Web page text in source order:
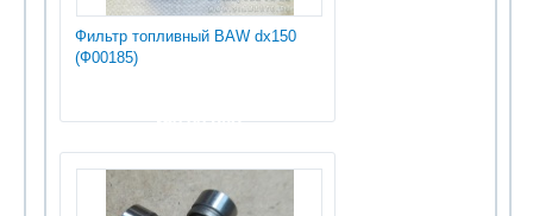
Фильтр топливный BAW dx150
(Ф00185)
360.00 руб